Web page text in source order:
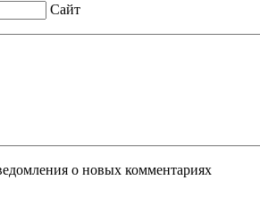
Сайт
о новых комментариях